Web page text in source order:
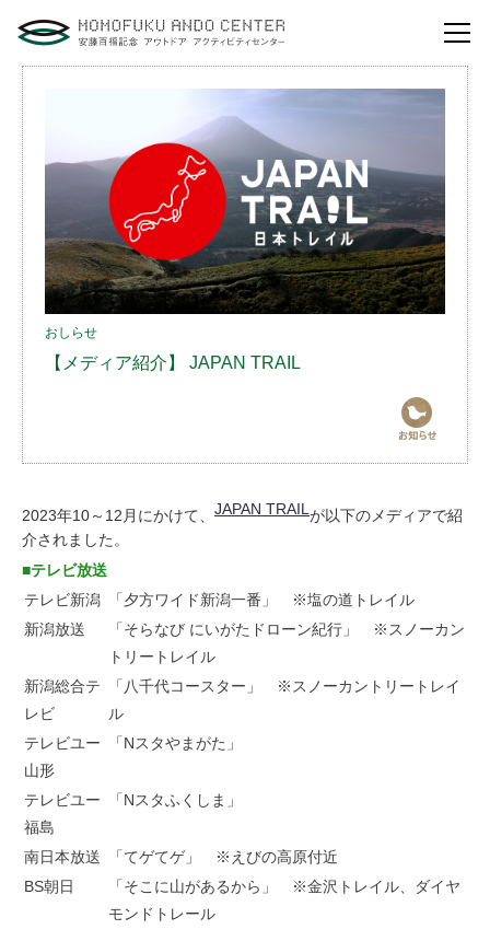
安藤百福センターの役割とビジョン
研修・講演
体験イベント
安藤百福センターの
お問い合わせ
おしらせ
【メディア紹介】 JAPAN TRAIL
2023年10～12月にかけて、 JAPAN TRAIL が以下のメディアで紹
介されました。
■テレビ放送
テレビ新潟
「夕方ワイド新潟一番」 ※塩の道トレイル
新潟放送
「そらなび にいがたドローン紀行」 ※スノーカン
トリートレイル
新潟総合テ
レビ
「八千代コースター」 ※スノーカントリートレイ
ル
テレビユー
山形
「Nスタやまがた」
テレビユー
福島
「Nスタふくしま」
南日本放送
「てゲてゲ」 ※えびの高原付近
BS朝日
「そこに山があるから」 ※金沢トレイル、ダイヤ
モンドトレール